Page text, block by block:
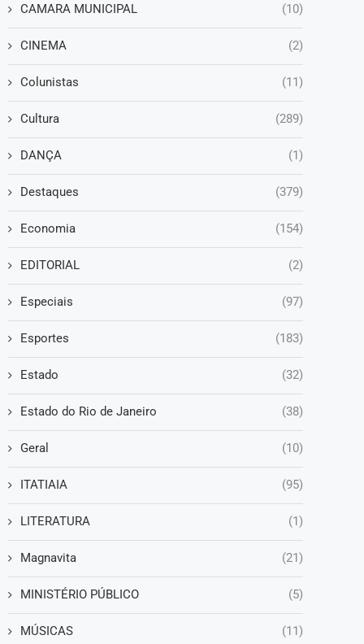
CAMARA MUNICIPAL (10)
CINEMA (2)
Colunistas (11)
Cultura (289)
DANÇA (1)
Destaques (379)
Economia (154)
EDITORIAL (2)
Especiais (97)
Esportes (183)
Estado (32)
Estado do Rio de Janeiro (38)
Geral (10)
ITATIAIA (95)
LITERATURA (1)
Magnavita (21)
MINISTÉRIO PÚBLICO (5)
MÚSICAS (11)